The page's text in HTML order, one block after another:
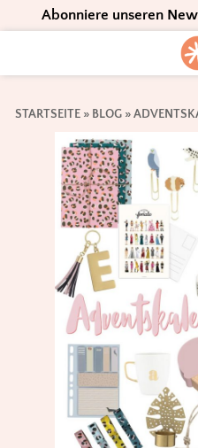
to
navigation
to
content
to
Abonniere unseren
STARTSEITE » BLOG »